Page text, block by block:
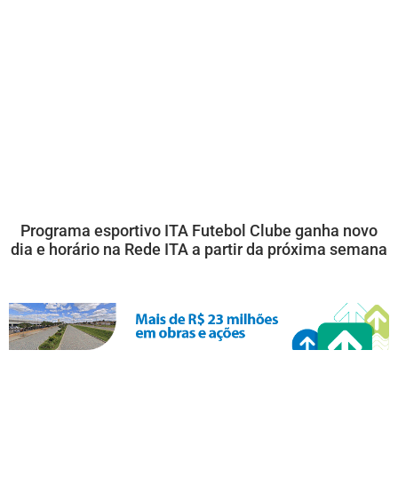
Programa esportivo ITA Futebol Clube ganha novo
dia e horário na Rede ITA a partir da próxima semana